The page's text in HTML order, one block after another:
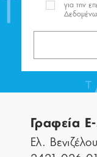
για την
Γραφεία
Ελ.